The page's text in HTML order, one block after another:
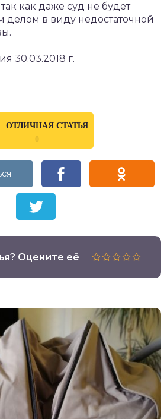
как даже суд не будет
делом в виду недостаточной
30.03.2018 г.
ОТЛИЧНАЯ СТАТЬЯ
0
Оцените её